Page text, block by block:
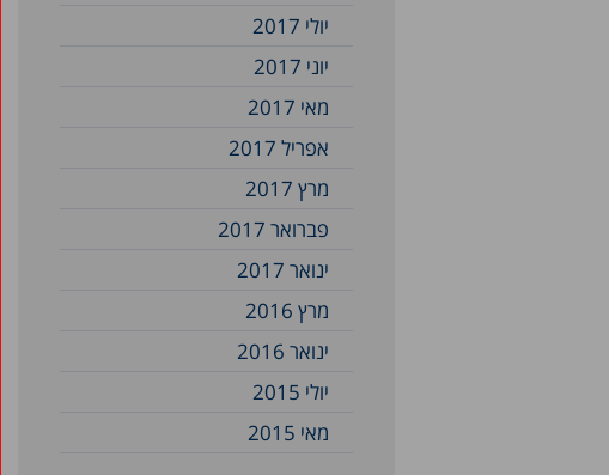
יולי 2017
יוני 2017
מאי 2017
אפריל 2017
מרץ 2017
פברואר 2017
ינואר 2017
מרץ 2016
ינואר 2016
יולי 2015
מאי 2015